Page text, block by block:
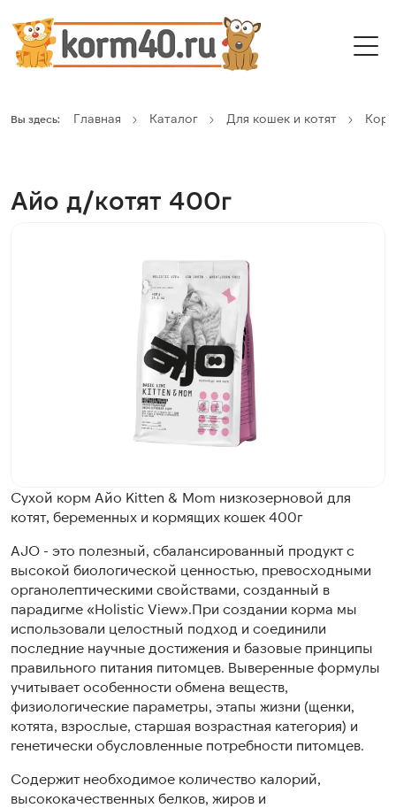
Вы здесь: Главная Каталог Для кошек и котят
Айо д/котят 400г
Сухой корм Айо Kitten & Mom низкозерновой для
котят, беременных и кормящих кошек 400г
AJO - это полезный, сбалансированный продукт с
высокой биологической ценностью, превосходными
органолептическими свойствами, созданный в
парадигме «Holistic View».При создании корма мы
использовали целостный подход и соединили
последние научные достижения и базовые принципы
правильного питания питомцев. Выверенные формулы
учитывает особенности обмена веществ,
физиологические параметры, этапы жизни (щенки,
котята, взрослые, старшая возрастная категория) и
генетически обусловленные потребности питомцев.
Содержит необходимое количество калорий,
высококачественных белков, жиров и